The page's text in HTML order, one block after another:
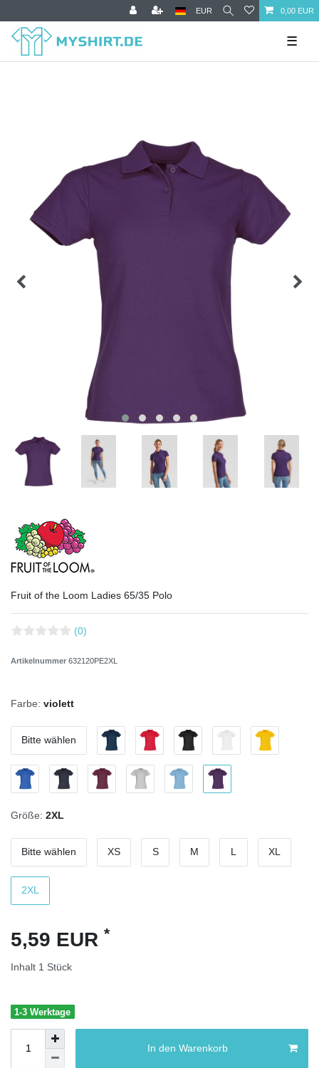
EUR 0,00 EUR
☰
Fruit of the Loom Ladies 65/35 Polo
(0)
Artikelnummer 632120PE2XL
Farbe: violett
Bitte wählen
Größe: 2XL
Bitte wählen XS S M L XL
2XL
5,59 EUR *
Inhalt 1 Stück
1-3 Werktage
In den Warenkorb